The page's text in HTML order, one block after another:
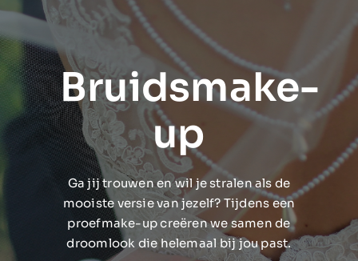
Bruidsmake-
up
Ga jij trouwen en wil je stralen als de
mooiste versie van jezelf? Tijdens een
proefmake-up creëren we samen de
droomlook die helemaal bij jou past.